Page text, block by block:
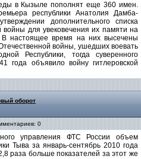
в Кызыле пополнят еще 360 имен.
республики Анатолия Дамба-
дополнительного списка
войны для увековечения их памяти на
В настоящее время на них высечены
войны, ушедших воевать
Республики, тогда суверенного
года объявило войну гитлеровской
оборот
0
управления ФТС России объем
Тыва за январь-сентябрь 2010 года
раза больше показателей за этот же